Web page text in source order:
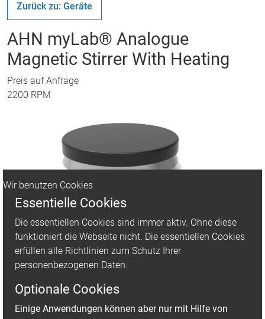
Zurück zu: Geräte
AHN myLab® Analogue
Magnetic Stirrer With Heating
Preis auf Anfrage
2200 RPM
Wir benutzen Cookies
Essentielle Cookies
Die essentiellen Cookies sind immer aktiv. Ohne diese
funktioniert die Webseite nicht. Die essentiellen Cookies
erfüllen alle Richtlinien zum Schutz Ihrer
personenbezogenen Daten.
Optionale Cookies
Einige Anwendungen können aber nur mit Hilfe von